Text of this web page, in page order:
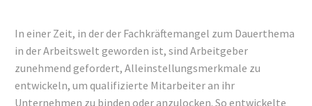
In einer Zeit, in der der Fachkräftemangel zum Dauerthema
in der Arbeitswelt geworden ist, sind Arbeitgeber
zunehmend gefordert, Alleinstellungsmerkmale zu
entwickeln, um qualifizierte Mitarbeiter an ihr
Unternehmen zu binden oder anzulocken. So entwickelte